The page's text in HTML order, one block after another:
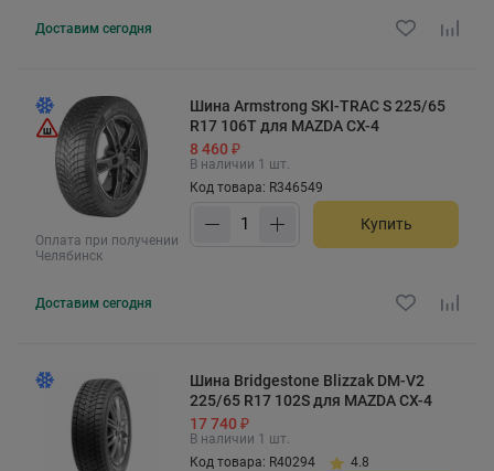
Доставим сегодня
Оплата при получении
Челябинск
Шина Armstrong SKI-TRAC S 225/65
R17 106T для MAZDA CX-4
8 460 ₽
В наличии 1 шт.
Код товара: R346549
Купить
Доставим сегодня
Шина Bridgestone Blizzak DM-V2
225/65 R17 102S для MAZDA CX-4
17 740 ₽
В наличии 1 шт.
Код товара: R40294
4.8